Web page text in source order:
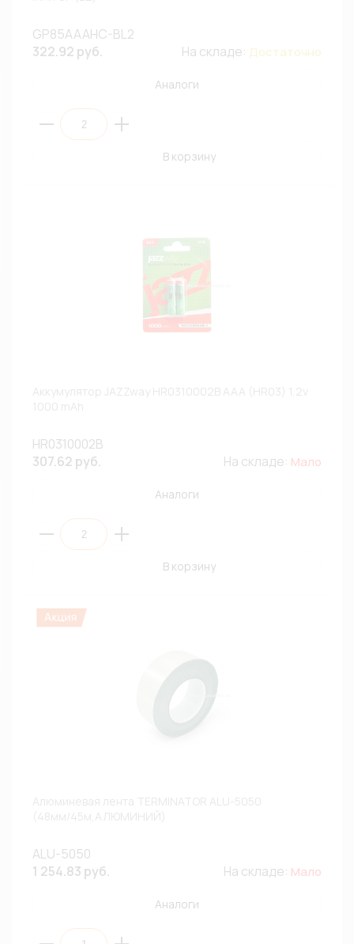
GP85AAAHC-BL2
322.92 руб.
На складе: Достаточно
Аналоги
В корзину
HR0310002B
307.62 руб.
На складе: Мало
Аналоги
В корзину
ALU-5050
1 254.83 руб.
На складе: Мало
Аналоги